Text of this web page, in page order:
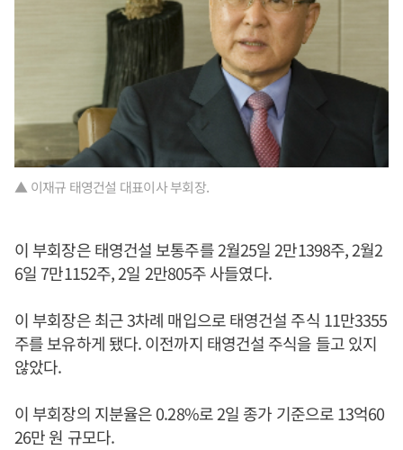
▲ 이재규 태영건설 대표이사 부회장.
이 부회장은 태영건설 보통주를 2월25일 2만1398주, 2월2
6일 7만1152주, 2일 2만805주 사들였다.
이 부회장은 최근 3차례 매입으로 태영건설 주식 11만3355
주를 보유하게 됐다. 이전까지 태영건설 주식을 들고 있지
않았다.
이 부회장의 지분율은 0.28%로 2일 종가 기준으로 13억60
26만 원 규모다.